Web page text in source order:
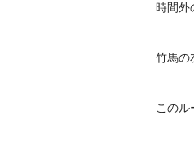
時間外
竹馬の
このル